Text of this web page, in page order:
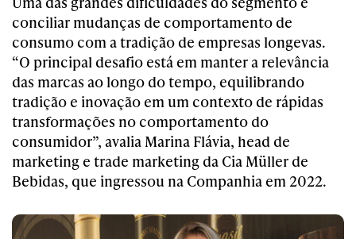
conciliar mudanças de comportamento de
consumo com a tradição de empresas longevas.
“O principal desafio está em manter a relevância
das marcas ao longo do tempo, equilibrando
tradição e inovação em um contexto de rápidas
transformações no comportamento do
consumidor”, avalia Marina Flávia, head de
marketing e trade marketing da Cia Müller de
Bebidas, que ingressou na Companhia em 2022.